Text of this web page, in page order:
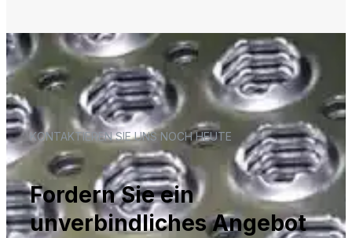
KONTAKTIEREN SIE UNS NOCH HEUTE
Fordern Sie ein
unverbindliches Angebot